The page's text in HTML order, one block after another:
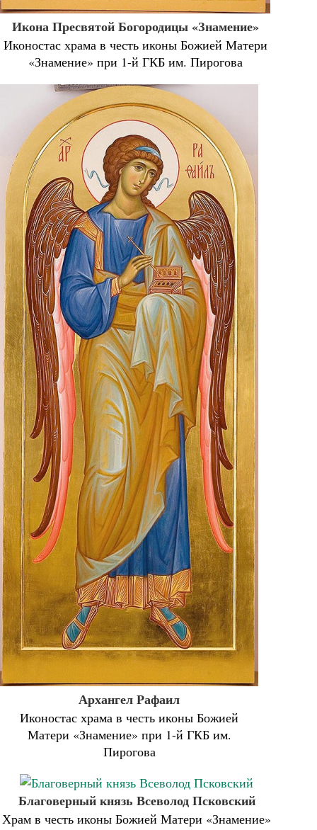
Икона Пресвятой Богородицы «Знамение»
Иконостас храма в честь иконы Божией Матери
«Знамение» при 1-й ГКБ им. Пирогова
Архангел Рафаил
Иконостас храма в честь иконы Божией
Матери «Знамение» при 1-й ГКБ им.
Пирогова
Благоверный князь Всеволод Псковский
Храм в честь иконы Божией Матери «Знамение»